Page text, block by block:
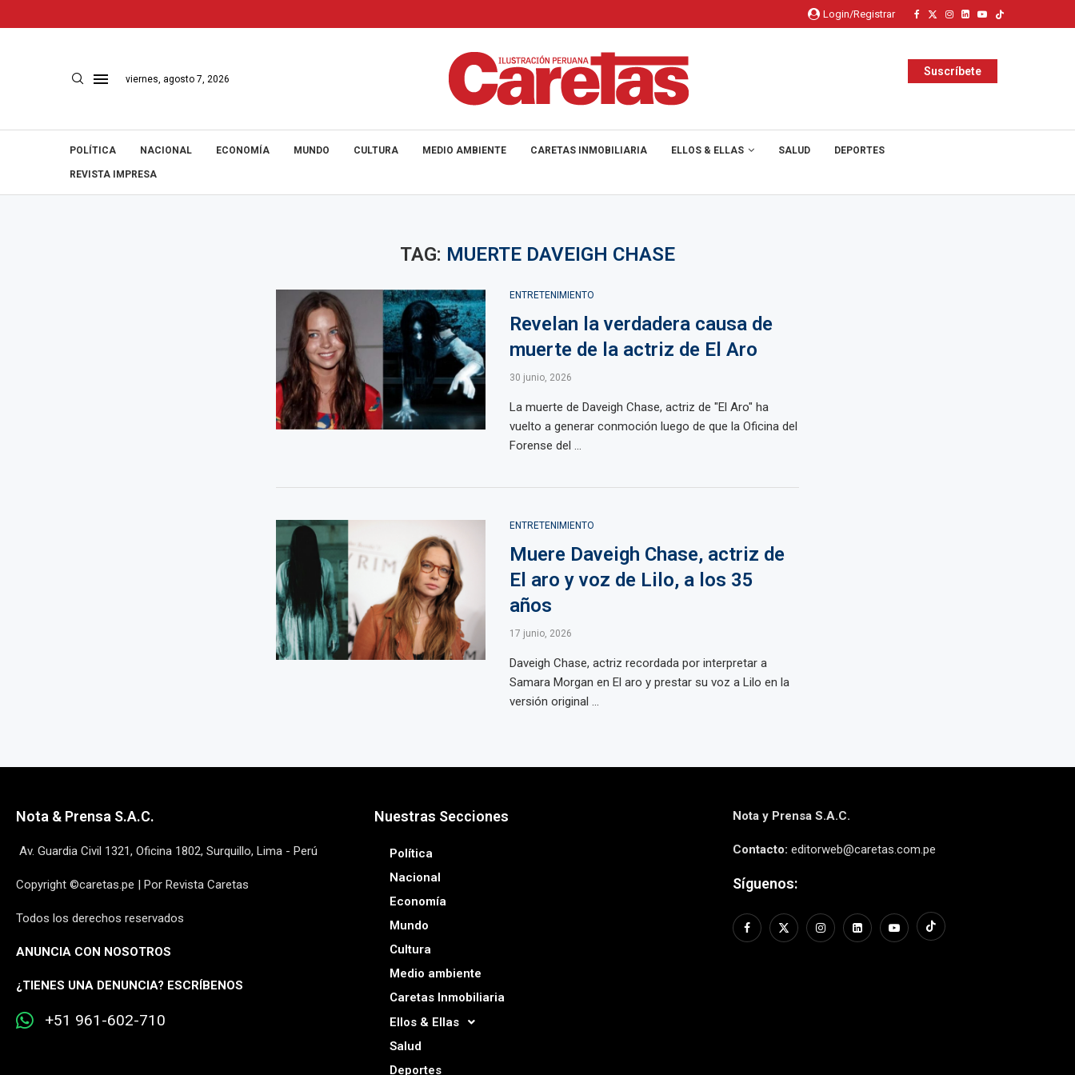
Login/Registrar
viernes, agosto 7, 2026
Suscríbete
POLÍTICA NACIONAL ECONOMÍA MUNDO CULTURA MEDIO AMBIENTE CARETAS INMOBILIARIA ELLOS & ELLAS SALUD DEPORTES
REVISTA IMPRESA
TAG: MUERTE DAVEIGH CHASE
ENTRETENIMIENTO
Revelan la verdadera causa de
muerte de la actriz de El Aro
30 junio, 2026
La muerte de Daveigh Chase, actriz de "El Aro" ha
vuelto a generar conmoción luego de que la Oficina del
Forense del ...
ENTRETENIMIENTO
Muere Daveigh Chase, actriz de
El aro y voz de Lilo, a los 35
años
17 junio, 2026
Daveigh Chase, actriz recordada por interpretar a
Samara Morgan en El aro y prestar su voz a Lilo en la
versión original ...
Nota & Prensa S.A.C.
Av. Guardia Civil 1321, Oficina 1802, Surquillo, Lima - Perú
Copyright ©caretas.pe | Por Revista Caretas
Todos los derechos reservados
ANUNCIA CON NOSOTROS
¿TIENES UNA DENUNCIA? ESCRÍBENOS
+51 961-602-710
Nuestras Secciones
Política
Nacional
Economía
Mundo
Cultura
Medio ambiente
Caretas Inmobiliaria
Ellos & Ellas
Salud
Deportes
Nota y Prensa S.A.C.
Contacto: editorweb@caretas.com.pe
Síguenos: